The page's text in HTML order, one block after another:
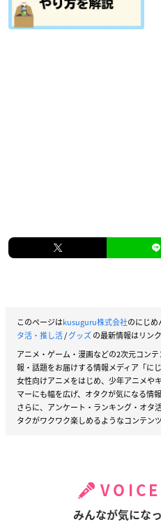
このページはkusuguru株式会社のにじめ
タ活・推し活/グッズの最新情報はリン
アニメ・ゲーム・漫画などの2次元コン
報・話題をお届けする情報メディア「にじ
女性向けアニメをはじめ、少年アニメや
マーにも幅を広げ、オタクが気になる情
さらに、アンケート・ランキング・オタ
タクがワクワク楽しめるようなコンテン
みんなが気にな